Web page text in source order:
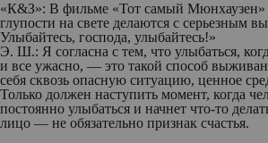
«К&З»: В фильме «Тот самый Мюнхаузен»
глупости на свете делаются с серьезным
Улыбайтесь, господа, улыбайтесь!»
Э. Ш.: Я согласна с тем, что улыбаться,
и все ужасно, — это такой способ
себя сквозь опасную ситуацию, ценное
Только должен наступить момент, когда
постоянно улыбаться и начнет что-то
лицо — не обязательно признак счастья.